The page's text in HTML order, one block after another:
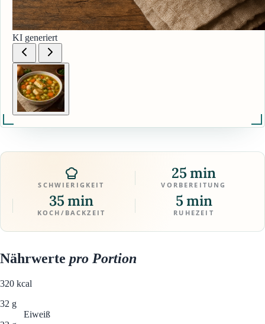
KI generiert
SCHWIERIGKEIT
25 min
VORBEREITUNG
35 min
KOCH/BACKZEIT
5 min
RUHEZEIT
Nährwerte pro Portion
320 kcal
32 g
Eiweiß